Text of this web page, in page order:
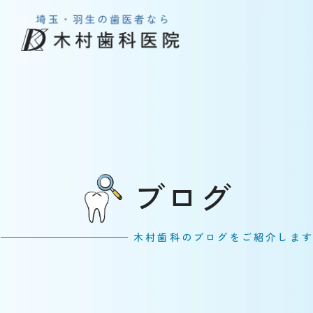
ブログ
木村歯科のブログをご紹介します